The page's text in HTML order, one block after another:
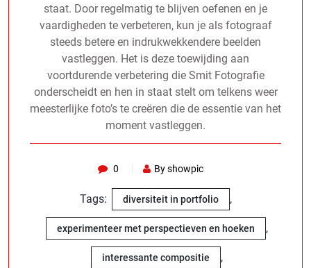
staat. Door regelmatig te blijven oefenen en je
vaardigheden te verbeteren, kun je als fotograaf
steeds betere en indrukwekkendere beelden
vastleggen. Het is deze toewijding aan
voortdurende verbetering die Smit Fotografie
onderscheidt en hen in staat stelt om telkens weer
meesterlijke foto’s te creëren die de essentie van het
moment vastleggen.
0 By showpic
Tags: diversiteit in portfolio ,
experimenteer met perspectieven en hoeken ,
interessante compositie ,